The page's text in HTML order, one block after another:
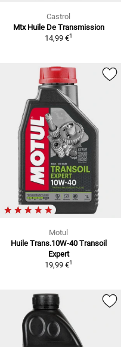
Castrol
Mtx Huile De Transmission
14,99 €1
Motul
Huile Trans.10W-40 Transoil
Expert
19,99 €1